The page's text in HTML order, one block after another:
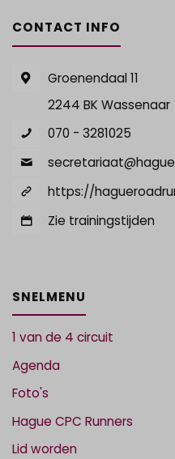
CONTACT INFO
Groenendaal 11
2244 BK Wassenaar
070 - 3281025
https://
Zie trainingstijden
SNELMENU
1 van de 4 circuit
Agenda
Foto's
Hague CPC Runners
Lid worden